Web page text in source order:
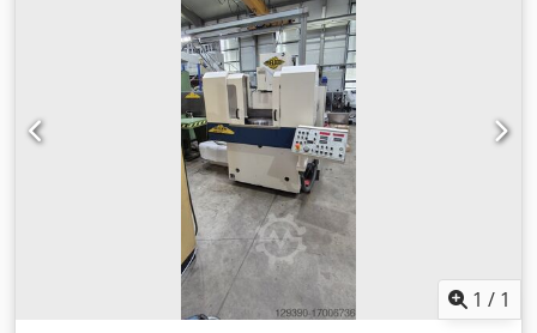
avdragsmängd, kylmedelsanläggning med
pappersbandsfilter, användarvänlig styrning med
Mitsubishi PLC, alternativt SIEMENS 828 CNC-styrning, ny
maskin med 12 månaders garanti, högsta precision till
oslagbart pris/prestandaförhållande. Vi erbjuder gärna
slipprov på vår utställningsmaskin. Vi tar hand om
installation och utbildning på plats hos er, samt framtida
service. Finansiering/leasing, inget problem – vi lämnar
gärna ett erbjudande! Dedoh I Tz Sepfx Ab Ujkr
1 / 1